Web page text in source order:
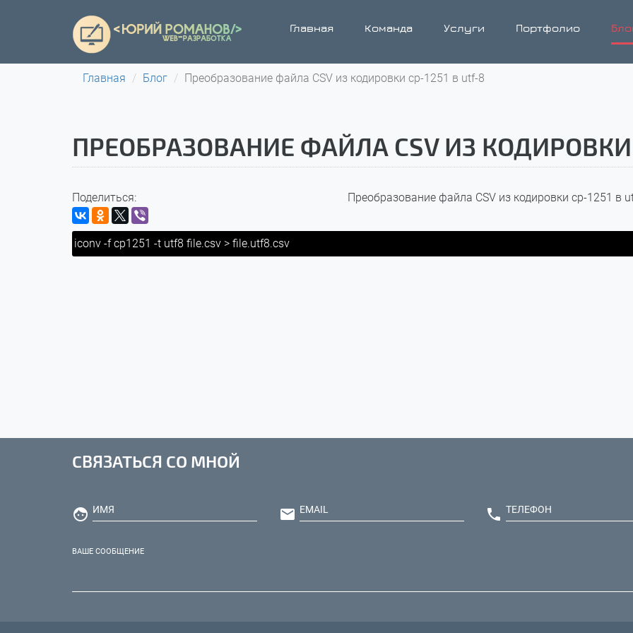
Главная Команда Услуги Портфолио
Главная Блог Преобразование файла CSV из кодировки cp-1251 в utf-8
ПРЕОБРАЗОВАНИЕ ФАЙЛА CSV ИЗ КОДИРОВКИ
Поделиться: Преобразование файла CSV из кодировки cp-1251 в
iconv -f cp1251 -t utf8 file.csv > file.utf8.csv
СВЯЗАТЬСЯ СО МНОЙ
 ИМЯ  EMAIL  ТЕЛЕФОН
ВАШЕ СООБЩЕНИЕ